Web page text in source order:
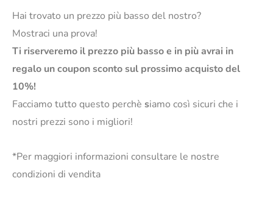
Hai trovato un prezzo più basso del nostro?
Mostraci una prova!
Ti riserveremo il prezzo più basso e in più avrai in
regalo un coupon sconto sul prossimo acquisto del
10%!
Facciamo tutto questo perchè siamo così sicuri che i
nostri prezzi sono i migliori!
*Per maggiori informazioni consultare le nostre
condizioni di vendita